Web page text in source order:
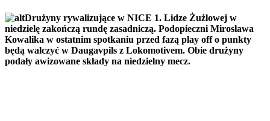
Drużyny rywalizujące w NICE 1. Lidze Żużlowej w
niedzielę zakończą rundę zasadniczą. Podopieczni Mirosława
Kowalika w ostatnim spotkaniu przed fazą play off o punkty
będą walczyć w Daugavpils z Lokomotivem. Obie drużyny
podały awizowane składy na niedzielny mecz.